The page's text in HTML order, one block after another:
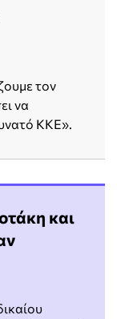
τον
να
ΚΚΕ».
και